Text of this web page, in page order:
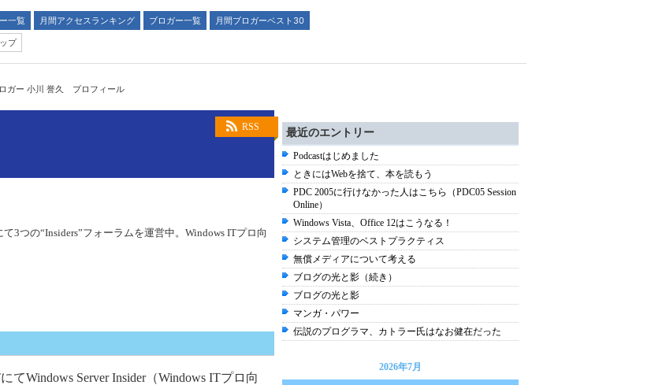
一覧 月間アクセスランキング ブロガー一覧
月間ブロガーベスト30
プ
ガー 小川 誉久 プロフィール
RSS
3つの“Insiders”フォーラムを運営中。Windows ITプロ向
Windows Server Insider（Windows ITプロ向
最近のエントリー
Podcastはじめました
ときにはWebを捨て、本を読もう
PDC 2005に行けなかった人はこちら（PDC05 Session
Online）
Windows Vista、Office 12はこうなる！
システム管理のベストプラクティス
無償メディアについて考える
ブログの光と影（続き）
ブログの光と影
マンガ・パワー
伝説のプログラマ、カトラー氏はなお健在だった
2026年7月